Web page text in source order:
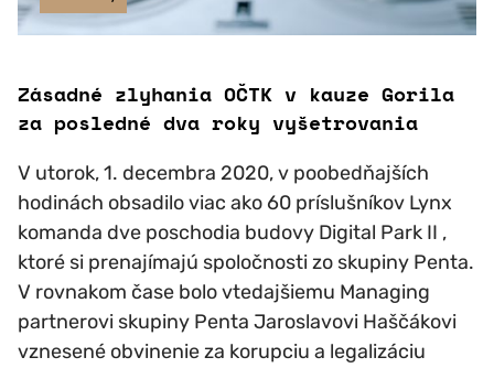
Zásadné zlyhania OČTK v kauze Gorila
za posledné dva roky vyšetrovania
V utorok, 1. decembra 2020, v poobedňajších
hodinách obsadilo viac ako 60 príslušníkov Lynx
komanda dve poschodia budovy Digital Park II ,
ktoré si prenajímajú spoločnosti zo skupiny Penta.
V rovnakom čase bolo vtedajšiemu Managing
partnerovi skupiny Penta Jaroslavovi Haščákovi
vznesené obvinenie za korupciu a legalizáciu